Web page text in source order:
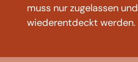
muss nur zugelassen und
wiederentdeckt werden.